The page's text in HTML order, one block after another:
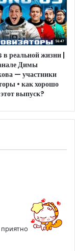
реальной жизни |
Димы
— участники
• как хорошо
выпуск?